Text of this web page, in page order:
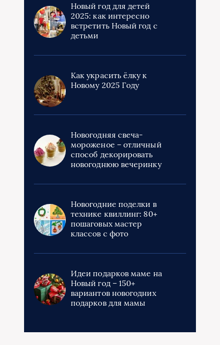
Новый год для детей
2025: как интересно
встретить Новый год с
детьми
Как украсить ёлку к
Новому 2025 Году
Новогодняя свеча-
мороженое – отличный
способ декорировать
новогоднюю вечеринку
Новогодние поделки в
технике квиллинг: 80+
пошаговых мастер
классов с фото
Идеи подарков маме на
Новый год – 150+
вариантов новогодних
подарков для мамы